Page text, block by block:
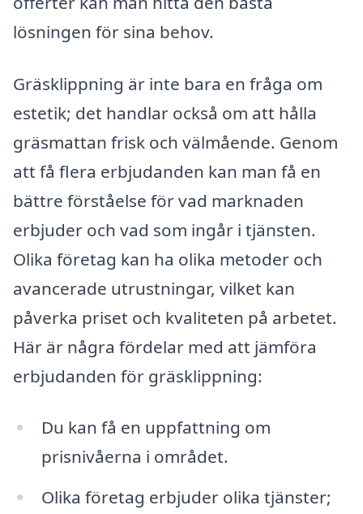
lösningen för sina behov.
Gräsklippning är inte bara en fråga om
estetik; det handlar också om att hålla
gräsmattan frisk och välmående. Genom
att få flera erbjudanden kan man få en
bättre förståelse för vad marknaden
erbjuder och vad som ingår i tjänsten.
Olika företag kan ha olika metoder och
avancerade utrustningar, vilket kan
påverka priset och kvaliteten på arbetet.
Här är några fördelar med att jämföra
erbjudanden för gräsklippning:
Du kan få en uppfattning om
prisnivåerna i området.
Olika företag erbjuder olika tjänster;